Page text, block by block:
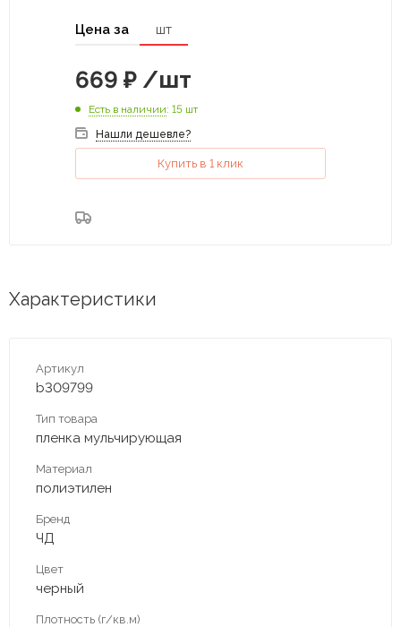
Цена за шт
669 ₽ /шт
Есть в наличии: 15 шт
Нашли дешевле?
Купить в 1 клик
Характеристики
Артикул
b309799
Тип товара
пленка мульчирующая
Материал
полиэтилен
Бренд
ЧД
Цвет
черный
Плотность (г/кв.м)